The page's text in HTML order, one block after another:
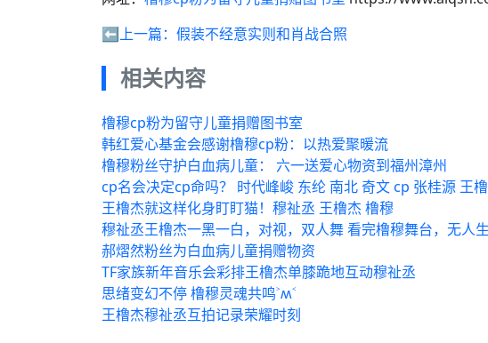
⬅️上一篇： 假装不经意实则和肖战合照
相关内容
橹穆cp粉为留守儿童捐赠图书室
韩红爱心基金会感谢橹穆cp粉：以热爱聚暖流
橹穆粉丝守护白血病儿童： 六一送爱心物资到福州漳州
cp名会决定cp命吗？ 时代峰峻 东纶 南北 奇文 cp 张桂源 王
王橹杰就这样化身盯盯猫！穆祉丞 王橹杰 橹穆
穆祉丞王橹杰一黑一白，对视，双人舞 看完橹穆舞台，无人
郝熠然粉丝为白血病儿童捐赠物资
TF家族新年音乐会彩排王橹杰单膝跪地互动穆祉丞
思绪变幻不停 橹穆灵魂共鸣˃ʍ˂
王橹杰穆祉丞互拍记录荣耀时刻